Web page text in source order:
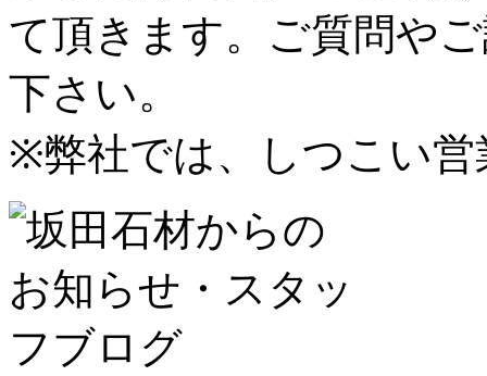
て頂きます。ご質問や
下さい。
※弊社では、しつこい